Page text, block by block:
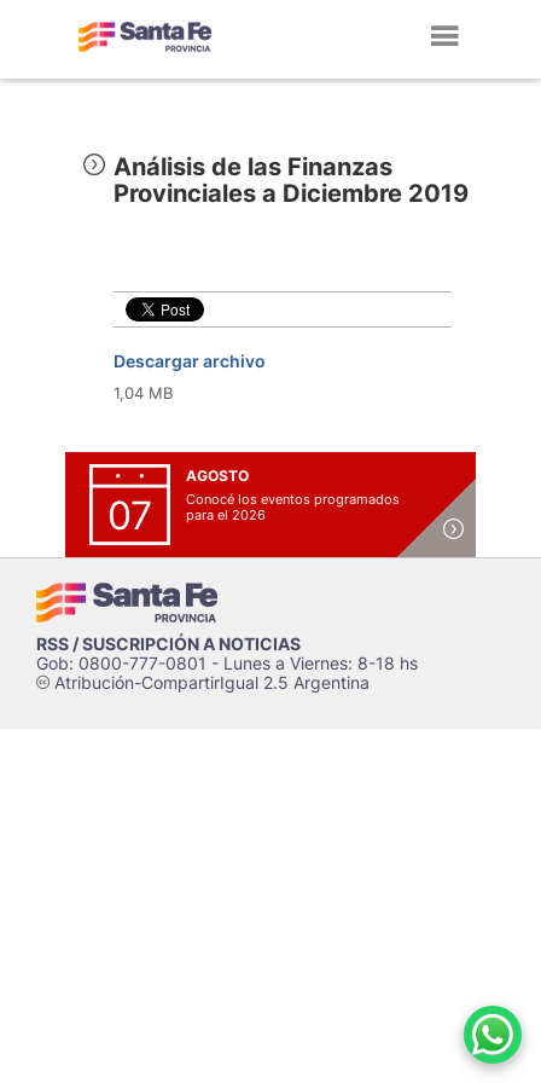
Análisis de las Finanzas
Provinciales a Diciembre 2019
Descargar archivo
1,04 MB
07
AGOSTO
Conocé los eventos programados
para el 2026
RSS / SUSCRIPCIÓN A NOTICIAS
Gob: 0800-777-0801 - Lunes a Viernes: 8-18 hs
cAtribución-CompartirIgual 2.5 Argentina